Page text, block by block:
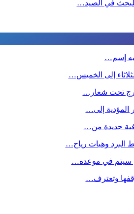
للبحث في الصيد…
إسم…
إلى الخميس…
تحت شعار…
المؤدية إلى…
جديدة من…
البرد وهبات رياح…
سیتم في موعده…
وتعترف…